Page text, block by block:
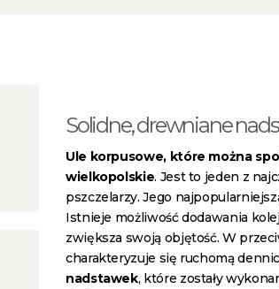
Solidne, drewniane
Ule korpusowe, które można
wielkopolskie. Jest to jeden z
pszczelarzy. Jego
Istnieje możliwość dodawania
zwiększa swoją objętość. W
charakteryzuje się ruchomą
nadstawek, które zostały